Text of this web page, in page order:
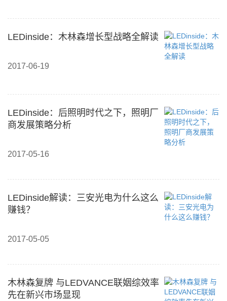
LEDinside：木林森增长型战略全解读
2017-06-19
LEDinside：后照明时代之下，照明厂
商发展策略分析
2017-05-16
LEDinside解读：三安光电为什么这么
赚钱？
2017-05-05
木林森复牌 与LEDVANCE联姻综效率
先在新兴市场显现